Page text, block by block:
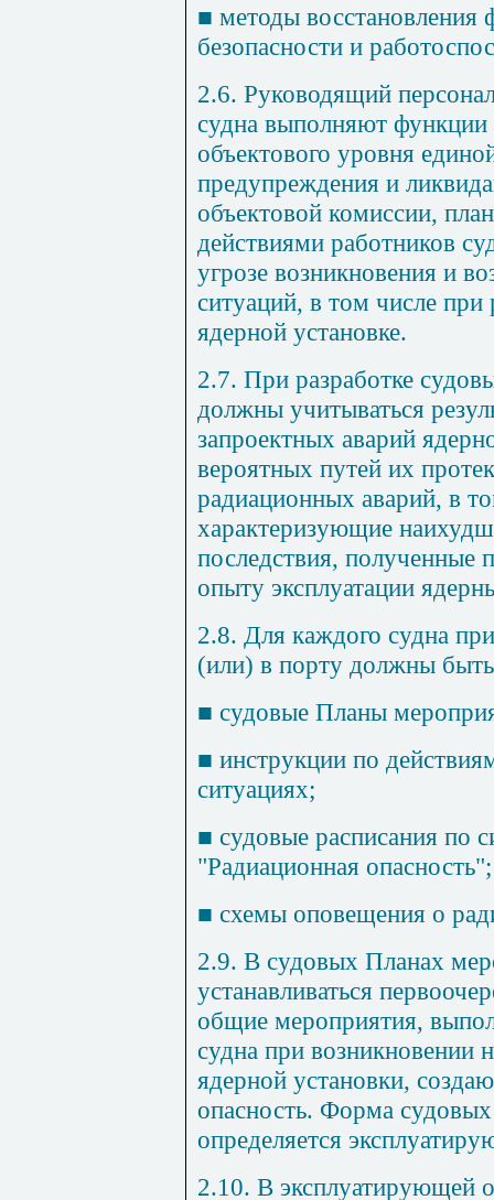
■ методы восстановления
безопасности и
2.6. Руководящий
судна выполняют
объектового уровня
предупреждения и
объектовой комиссии,
действиями работников
угрозе возникновения и
ситуаций, в том числе
ядерной установке.
2.7. При разработке
должны учитываться
запроектных аварий
вероятных путей их
радиационных аварий, в
характеризующие
последствия, полученные
опыту эксплуатации
2.8. Для каждого судна
(или) в порту должны
■ судовые Планы
■ инструкции по
ситуациях;
■ судовые расписания по
"Радиационная опасность";
■ схемы оповещения о
2.9. В судовых Планах
устанавливаться
общие мероприятия,
судна при возникновении
ядерной установки,
опасность. Форма
определяется
2.10. В эксплуатирующей